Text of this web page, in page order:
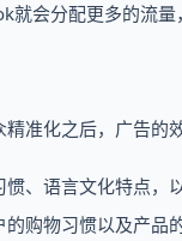
就会分配更多的流
准化之后，广告的
、语言文化特点
购物习惯以及产